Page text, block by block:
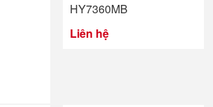
HY7360MB
Liên hệ